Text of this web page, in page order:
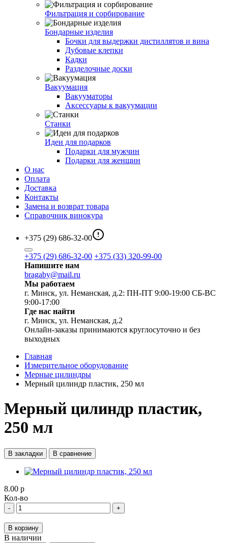
Фильтрация и сорбирование
Бондарные изделия
Бочки для выдержки дистиллятов и вина
Дубовые клепки
Кадки
Разделочные доски
Вакуумация
Вакууматоры
Аксессуары к вакуумации
Станки
Идеи для подарков
Подарки для мужчин
Подарки для женщин
О нас
Оплата
Доставка
Контакты
Замена и возврат товара
Справочник винокура
+375 (29) 686-32-00
+375 (29) 686-32-00 +375 (33) 320-99-00
Напишите нам
bragaby@mail.ru
Мы работаем
г. Минск, ул. Неманская, д.2: ПН-ПТ 9:00-19:00 СБ-ВС
9:00-17:00
Где нас найти
г. Минск, ул. Неманская, д.2
Онлайн-заказы принимаются круглосуточно и без
выходных
Главная
Измерительное оборудование
Мерные цилиндры
Мерный цилиндр пластик, 250 мл
Мерный цилиндр пластик,
250 мл
В закладки В сравнение
8.00 р
Кол-во
- +
В корзину
В наличии